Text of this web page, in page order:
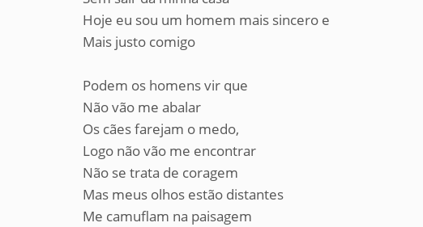
Hoje eu sou um homem mais sincero e
Mais justo comigo
Podem os homens vir que
Não vão me abalar
Os cães farejam o medo,
Logo não vão me encontrar
Não se trata de coragem
Mas meus olhos estão distantes
Me camuflam na paisagem